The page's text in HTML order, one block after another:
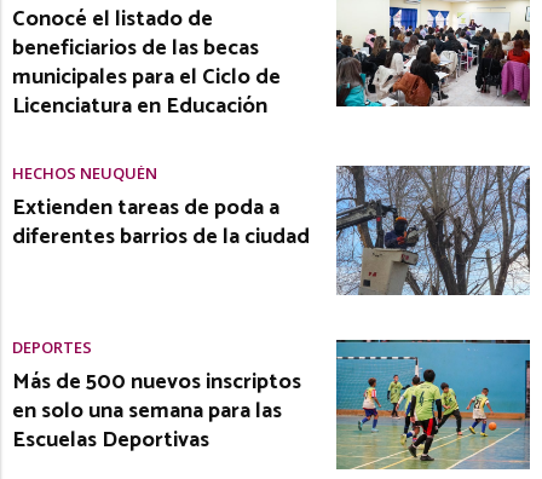
Conocé el listado de
beneficiarios de las becas
municipales para el Ciclo de
Licenciatura en Educación
HECHOS NEUQUÉN
Extienden tareas de poda a
diferentes barrios de la ciudad
DEPORTES
Más de 500 nuevos inscriptos
en solo una semana para las
Escuelas Deportivas